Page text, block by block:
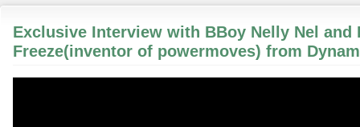
Exclusive Interview with BBoy Nelly Nel and
Freeze(inventor of powermoves) from